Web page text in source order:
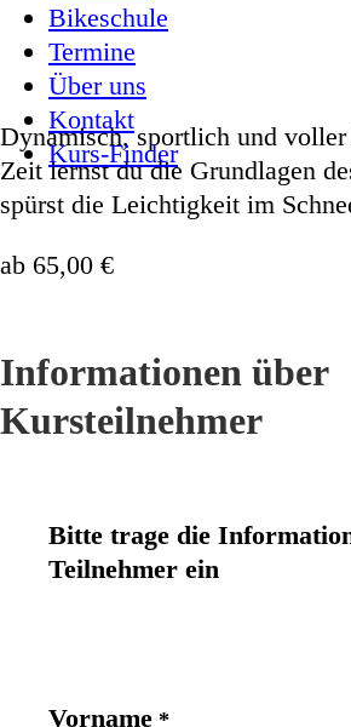
Bikeschule
Termine
Über uns
Kontakt
Kurs-Finder
Dynamisch, sportlich und
Zeit lernst du die Grundlagen
spürst die Leichtigkeit im
ab 65,00 €
Informationen über
Kursteilnehmer
Bitte trage die
Teilnehmer ein
Vorname *